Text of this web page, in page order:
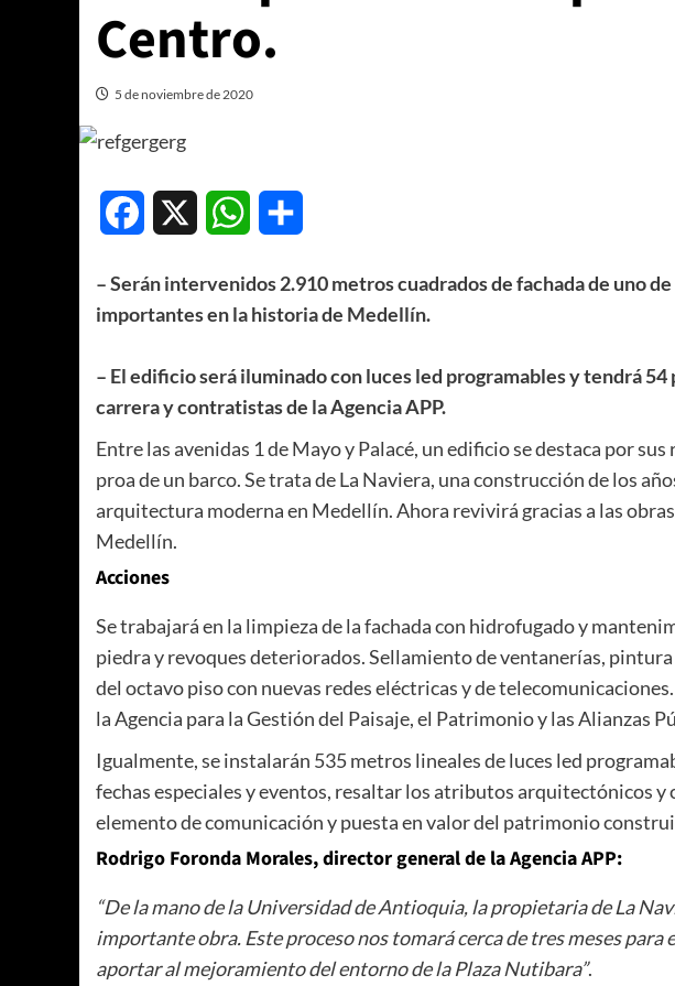
Centro.
5 de noviembre de 2020
Facebook WhatsApp
– Serán intervenidos 2.910 metros cuadrados de fachada de uno
importantes en la historia de Medellín.
– El edificio será iluminado con luces led programables y tendrá
carrera y contratistas de la Agencia APP.
Entre las avenidas 1 de Mayo y Palacé, un edificio se destaca por
proa de un barco. Se trata de La Naviera, una construcción de los
arquitectura moderna en Medellín. Ahora revivirá gracias a las
Medellín.
Acciones
Se trabajará en la limpieza de la fachada con hidrofugado y
piedra y revoques deteriorados. Sellamiento de ventanerías,
del octavo piso con nuevas redes eléctricas y de
la Agencia para la Gestión del Paisaje, el Patrimonio y las Alianzas
Igualmente, se instalarán 535 metros lineales de luces led
fechas especiales y eventos, resaltar los atributos arquitectónicos
elemento de comunicación y puesta en valor del patrimonio
Rodrigo Foronda Morales, director general de la Agencia APP:
“De la mano de la Universidad de Antioquia, la propietaria de La
importante obra. Este proceso nos tomará cerca de tres meses para
aportar al mejoramiento del entorno de la Plaza Nutibara”.